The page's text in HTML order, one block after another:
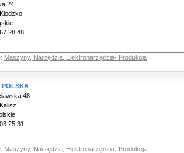
24
28 48
Maszyny, Narzędzia, Elektronarzędzia- Produkcja
POLSKA
48
25 31
Maszyny, Narzędzia, Elektronarzędzia- Produkcja